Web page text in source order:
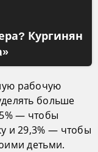
Кургинян
рабочую
больше
— чтобы
и 29,3% — чтобы
детьми.